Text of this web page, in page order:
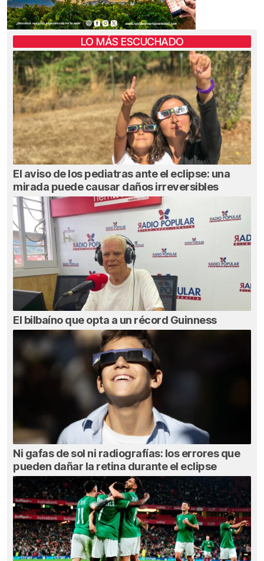
LO MÁS ESCUCHADO
El aviso de los pediatras ante el eclipse: una
mirada puede causar daños irreversibles
El bilbaíno que opta a un récord Guinness
Ni gafas de sol ni radiografías: los errores que
pueden dañar la retina durante el eclipse